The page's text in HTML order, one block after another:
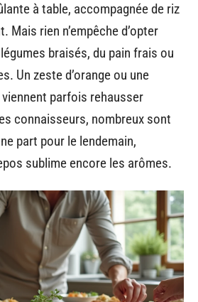
à table, accompagnée de riz
Mais rien n’empêche d’opter
braisés, du pain frais ou
Un zeste d’orange ou une
parfois rehausser
connaisseurs, nombreux sont
part pour le lendemain,
sublime encore les arômes.